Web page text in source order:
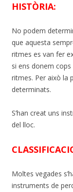
HISTÒRIA:
No podem
que aquesta
ritmes es van fer
si ens donem
ritmes. Per això la
determinats.
S’han creat uns
del lloc.
Moltes vegades
instruments de